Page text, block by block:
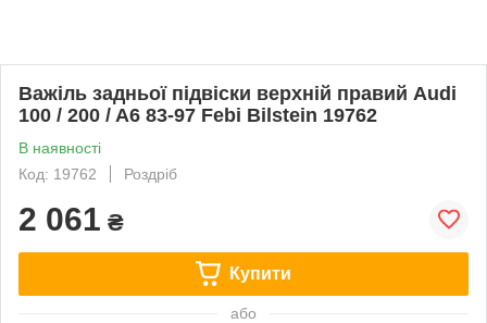
Важіль задньої підвіски верхній правий Audi
100 / 200 / A6 83-97 Febi Bilstein 19762
В наявності
Код: 19762
Роздріб
2 061 ₴
Купити
або